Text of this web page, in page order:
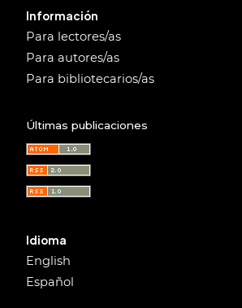
Información
Para lectores/as
Para autores/as
Para bibliotecarios/as
Últimas publicaciones
Idioma
English
Español